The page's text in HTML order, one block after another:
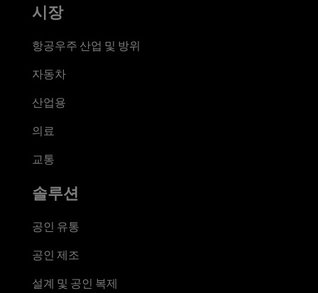
시장
항공우주 산업 및 방위
자동차
산업용
의료
교통
솔루션
공인 유통
공인 제조
설계 및 공인 복제